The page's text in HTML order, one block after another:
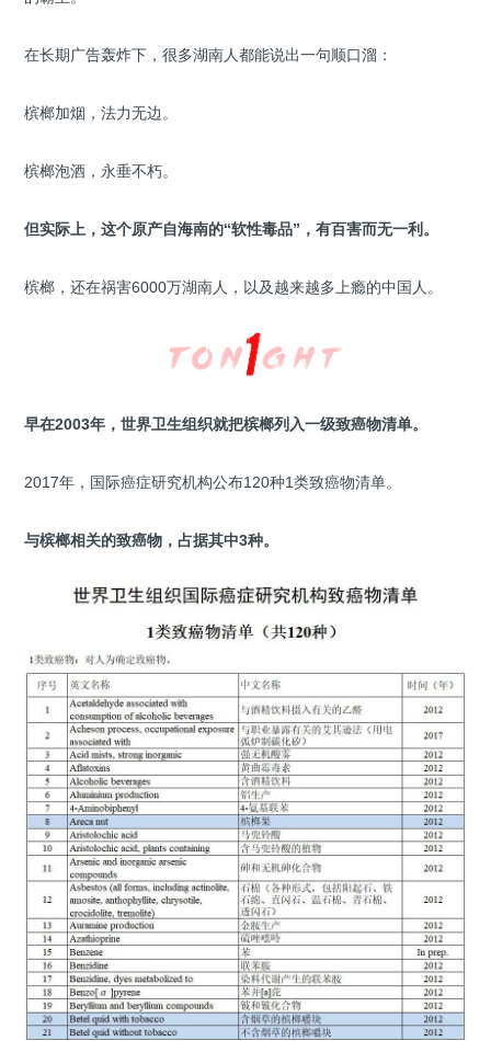
在长期广告轰炸下，很多湖南人都能说出一句顺口溜：
槟榔加烟，法力无边。
槟榔泡酒，永垂不朽。
但实际上，这个原产自海南的“软性毒品”，有百害而无一利。
槟榔，还在祸害6000万湖南人，以及越来越多上瘾的中国人。
早在2003年，世界卫生组织就把槟榔列入一级致癌物清单。
2017年，国际癌症研究机构公布120种1类致癌物清单。
与槟榔相关的致癌物，占据其中3种。